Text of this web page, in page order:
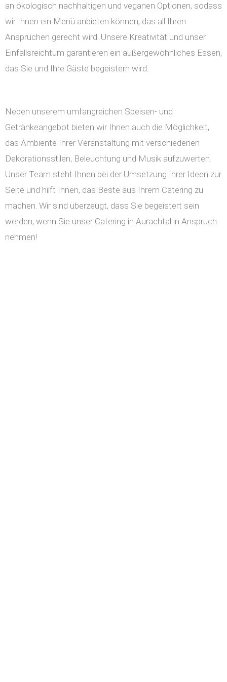
an ökologisch nachhaltigen und veganen Optionen, sodass
wir Ihnen ein Menü anbieten können, das all Ihren
Ansprüchen gerecht wird. Unsere Kreativität und unser
Einfallsreichtum garantieren ein außergewöhnliches Essen,
das Sie und Ihre Gäste begeistern wird.
Neben unserem umfangreichen Speisen- und
Getränkeangebot bieten wir Ihnen auch die Möglichkeit,
das Ambiente Ihrer Veranstaltung mit verschiedenen
Dekorationsstilen, Beleuchtung und Musik aufzuwerten.
Unser Team steht Ihnen bei der Umsetzung Ihrer Ideen zur
Seite und hilft Ihnen, das Beste aus Ihrem Catering zu
machen. Wir sind überzeugt, dass Sie begeistert sein
werden, wenn Sie unser Catering in Aurachtal in Anspruch
nehmen!